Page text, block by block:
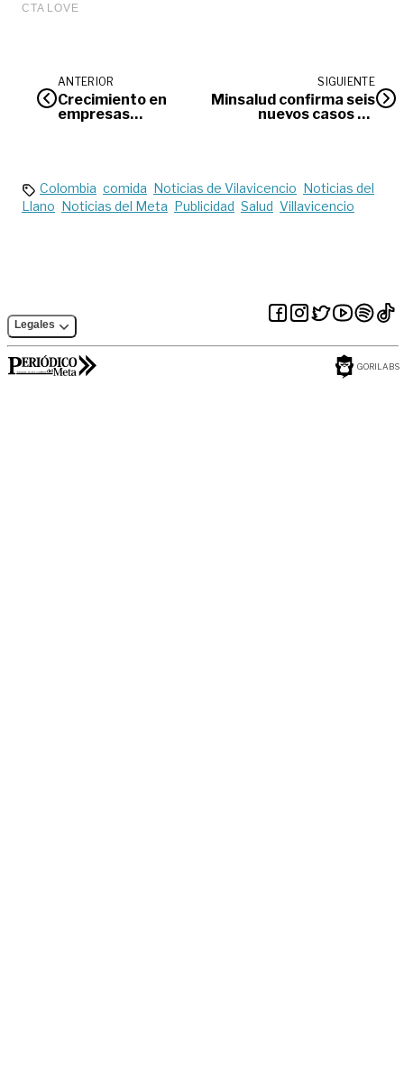
ANTERIOR
Crecimiento en
empresas
SIGUIENTE
Minsalud confirma seis
nuevos casos de
Colombia comida Noticias de Vilavicencio Noticias del
Llano Noticias del Meta Publicidad Salud Villavicencio
Legales
GORILABS